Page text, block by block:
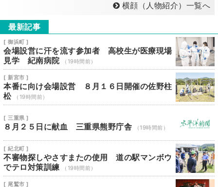
横顔（人物紹介）一覧へ
最新記事
[ 御浜町 ]
会場設営に汗を流す参加者 高校生が医療現場
見学 紀南病院
（19時間前）
[ 新宮市 ]
本番に向け会場設営 ８月１６日開催の佐野柱
松
（19時間前）
[ 三重県 ]
８月２５日に献血 三重県熊野庁舎 （19時間前）
[ 紀北町 ]
不審物探しやさすまたの使用 道の駅マンボウ
でテロ対策訓練
（19時間前）
[ 尾鷲市 ]